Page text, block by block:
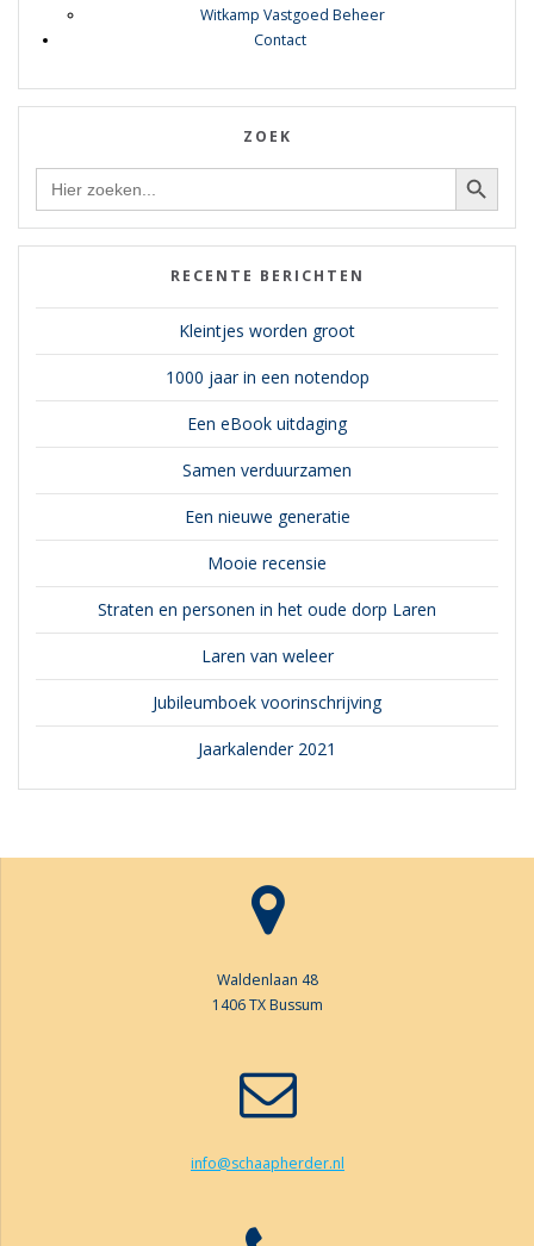
Witkamp Vastgoed Beheer
Contact
ZOEK
Zoek Zoekknop
RECENTE BERICHTEN
Kleintjes worden groot
1000 jaar in een notendop
Een eBook uitdaging
Samen verduurzamen
Een nieuwe generatie
Mooie recensie
Straten en personen in het oude dorp Laren
Laren van weleer
Jubileumboek voorinschrijving
Jaarkalender 2021
Waldenlaan 48
1406 TX Bussum
info@schaapherder.nl